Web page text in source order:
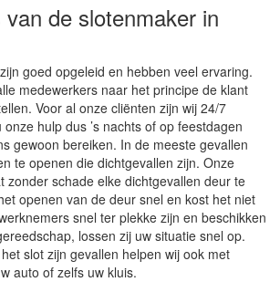
de slotenmaker in
goed opgeleid en hebben veel ervaring.
medewerkers naar het principe de klant
Voor al onze cliënten zijn wij 24/7
hulp dus ’s nachts of op feestdagen
gewoon bereiken. In de meeste gevallen
te openen die dichtgevallen zijn. Onze
zonder schade elke dichtgevallen deur te
openen van de deur snel en kost het niet
snel ter plekke zijn en beschikken
lossen zij uw situatie snel op.
slot zijn gevallen helpen wij ook met
auto of zelfs uw kluis.